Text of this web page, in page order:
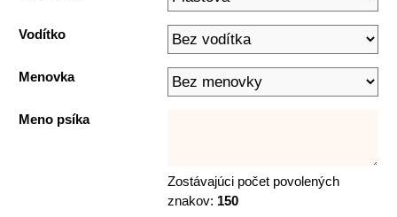
Vodítko
Menovka
Meno psíka
Zostávajúci počet povolených
znakov: 150